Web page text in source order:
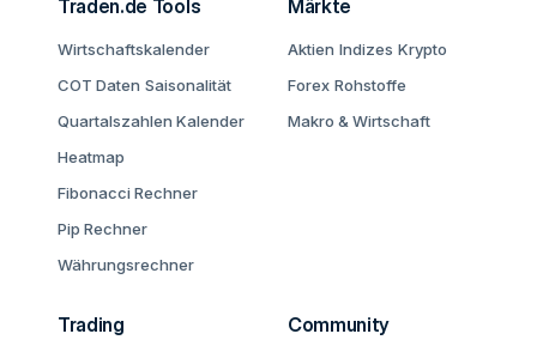
Traden.de Tools
Wirtschaftskalender
COT Daten Saisonalität
Quartalszahlen Kalender
Heatmap
Fibonacci Rechner
Pip Rechner
Währungsrechner
Märkte
Aktien Indizes Krypto
Forex Rohstoffe
Makro & Wirtschaft
Trading Community